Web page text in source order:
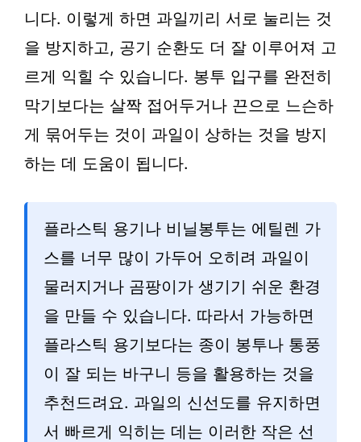
니다. 이렇게 하면 과일끼리 서로 눌리는 것
을 방지하고, 공기 순환도 더 잘 이루어져 고
르게 익힐 수 있습니다. 봉투 입구를 완전히
막기보다는 살짝 접어두거나 끈으로 느슨하
게 묶어두는 것이 과일이 상하는 것을 방지
하는 데 도움이 됩니다.
플라스틱 용기나 비닐봉투는 에틸렌 가
스를 너무 많이 가두어 오히려 과일이
물러지거나 곰팡이가 생기기 쉬운 환경
을 만들 수 있습니다. 따라서 가능하면
플라스틱 용기보다는 종이 봉투나 통풍
이 잘 되는 바구니 등을 활용하는 것을
추천드려요. 과일의 신선도를 유지하면
서 빠르게 익히는 데는 이러한 작은 선